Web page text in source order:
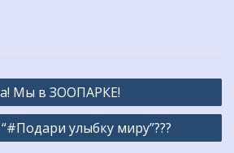
Мы в ЗООПАРКЕ!
улыбку миру”???